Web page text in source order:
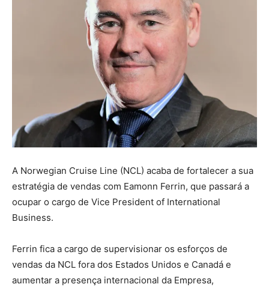
A Norwegian Cruise Line (NCL) acaba de fortalecer a sua
estratégia de vendas com Eamonn Ferrin, que passará a
ocupar o cargo de Vice President of International
Business.
Ferrin fica a cargo de supervisionar os esforços de
vendas da NCL fora dos Estados Unidos e Canadá e
aumentar a presença internacional da Empresa,